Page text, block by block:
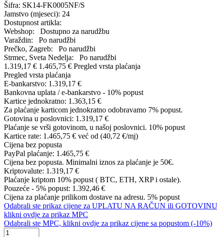
Šifra: SK14-FK0005NF/S
Jamstvo (mjeseci): 24
Dostupnost artikla:
Webshop:
Dostupno za narudžbu
Varaždin:
Po narudžbi
Prečko, Zagreb:
Po narudžbi
Strmec, Sveta Nedelja:
Po narudžbi
1.319,17 € 1.465,75 € Pregled vrsta plaćanja
Pregled vrsta plaćanja
E-bankarstvo: 1.319,17 €
Bankovna uplata / e-bankarstvo - 10% popust
Kartice jednokratno: 1.363,15 €
Za plaćanje karticom jednokratno odobravamo 7% popust.
Gotovina u poslovnici: 1.319,17 €
Plaćanje se vrši gotovinom, u našoj poslovnici. 10% popust
Kartice rate: 1.465,75 € već od (40,72 €/mj)
Cijena bez popusta
PayPal plaćanje: 1.465,75 €
Cijena bez popusta. Minimalni iznos za plaćanje je 50€.
Kriptovalute: 1.319,17 €
Plaćanje kriptom 10% popust ( BTC, ETH, XRP i ostale).
Pouzeće - 5% popust: 1.392,46 €
Cijena za plaćanje prilikom dostave na adresu. 5% popust
Odabrali ste prikaz cijene za UPLATU NA RAČUN ili
klikni ovdje za prikaz MPC
Odabrali ste MPC, klikni ovdje za prikaz cijene sa popustom (-10%)